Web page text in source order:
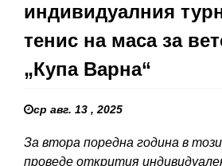
индивидуалния
тенис на маса за
„Купа Варна“
ср авг. 13 , 2025
За втора поредна година в
проведе открития